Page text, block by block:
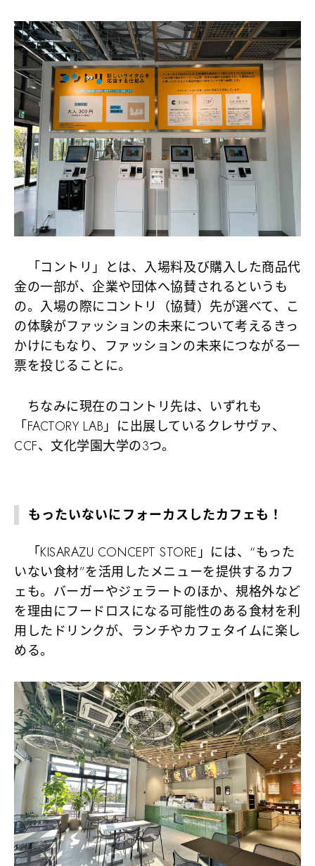
「コントリ」とは、入場料及び購入した商品代
金の一部が、企業や団体へ協賛されるというも
の。入場の際にコントリ（協賛）先が選べて、こ
の体験がファッションの未来について考えるきっ
かけにもなり、ファッションの未来につながる一
票を投じることに。
ちなみに現在のコントリ先は、いずれも
「FACTORY LAB」に出展しているクレサヴァ、
CCF、文化学園大学の3つ。
もったいないにフォーカスしたカフェも！
「KISARAZU CONCEPT STORE」には、“もった
いない食材”を活用したメニューを提供するカフ
ェも。バーガーやジェラートのほか、規格外など
を理由にフードロスになる可能性のある食材を利
用したドリンクが、ランチやカフェタイムに楽し
める。